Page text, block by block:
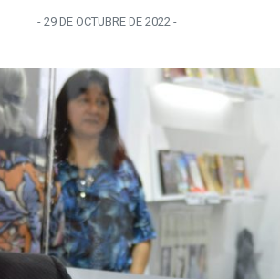
-29 DE OCTUBRE DE2022 -